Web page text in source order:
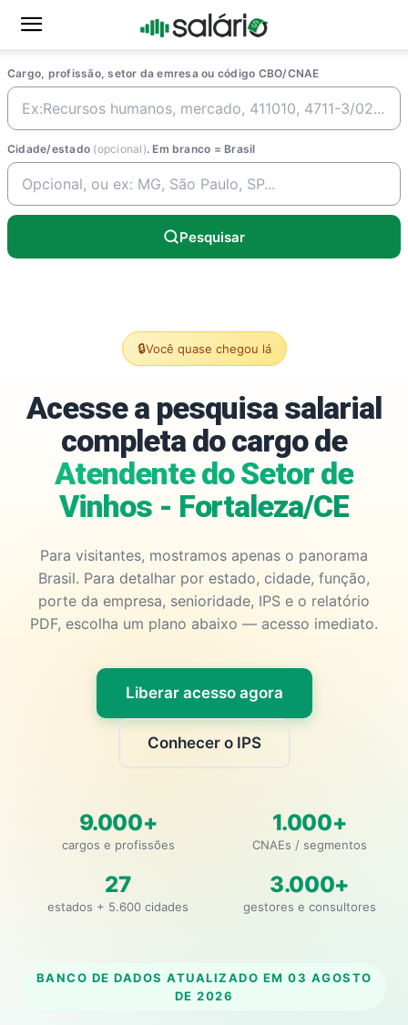
Cargo, profissão, setor da emresa ou código CBO/CNAE
Cidade/estado (opcional). Em branco = Brasil
Pesquisar
🔒Você quase chegou lá
Acesse a pesquisa salarial
completa do cargo de
Atendente do Setor de
Vinhos - Fortaleza/CE
Para visitantes, mostramos apenas o panorama
Brasil. Para detalhar por estado, cidade, função,
porte da empresa, senioridade, IPS e o relatório
PDF, escolha um plano abaixo — acesso imediato.
Liberar acesso agora
Conhecer o IPS
9.000+
cargos e profissões
1.000+
CNAEs / segmentos
27
estados + 5.600 cidades
3.000+
gestores e consultores
BANCO DE DADOS ATUALIZADO EM 03 AGOSTO
DE 2026